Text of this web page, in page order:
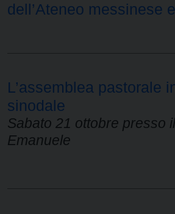
dell’Ateneo messinese
L’assemblea pastorale
sinodale
Sabato 21 ottobre presso
Emanuele